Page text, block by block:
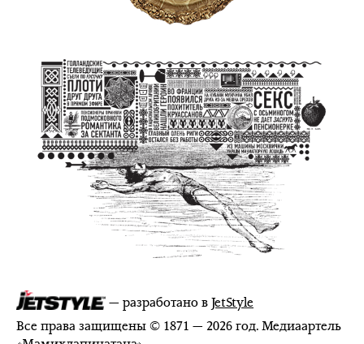
— разработано вJetStyle
Все права защищены © 1871 — 2026 год. Медиаартель